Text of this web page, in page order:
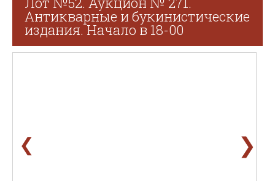
Антикварные и букинистические
издания. Начало в 18-00
❮ ❯